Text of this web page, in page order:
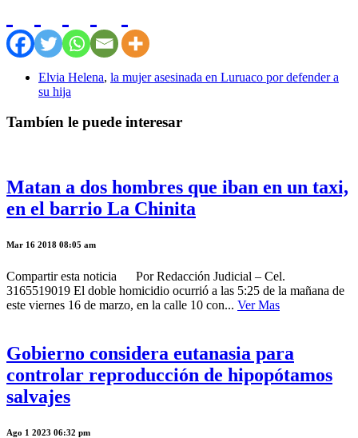
Elvia Helena, la mujer asesinada en Luruaco por defender a
su hija
Tambíen le puede interesar
Matan a dos hombres que iban en un taxi,
en el barrio La Chinita
Mar 16 2018 08:05 am
Compartir esta noticia Por Redacción Judicial – Cel.
3165519019 El doble homicidio ocurrió a las 5:25 de la mañana de
este viernes 16 de marzo, en la calle 10 con... Ver Mas
Gobierno considera eutanasia para
controlar reproducción de hipopótamos
salvajes
Ago 1 2023 06:32 pm